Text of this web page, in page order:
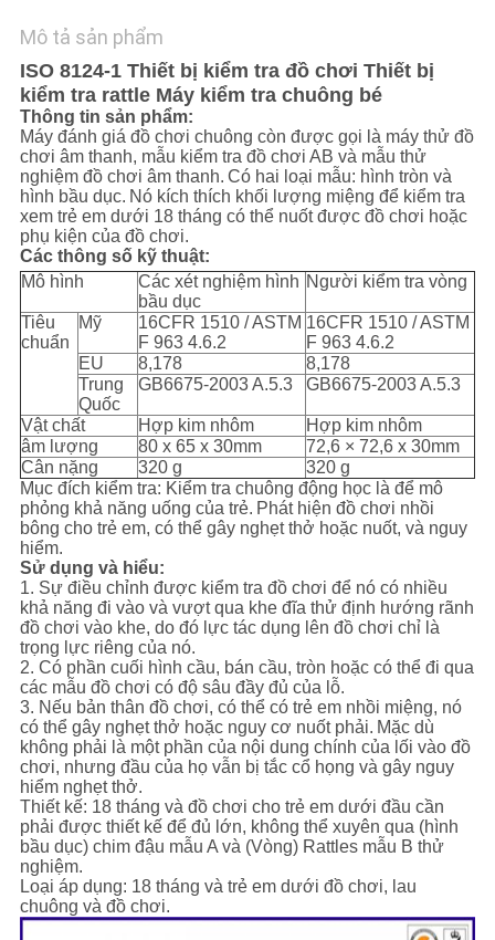
TRANG
WEB
CHÍNH
SÁCH
BẢO
MẬT
Mô tả sản phẩm
ISO 8124-1 Thiết bị kiểm tra đồ chơi Thiết bị
kiểm tra rattle Máy kiểm tra chuông bé
Thông tin sản phẩm:
Máy đánh giá đồ chơi chuông còn được gọi là máy thử đồ
chơi âm thanh, mẫu kiểm tra đồ chơi AB và mẫu thử
nghiệm đồ chơi âm thanh. Có hai loại mẫu: hình tròn và
hình bầu dục. Nó kích thích khối lượng miệng để kiểm tra
xem trẻ em dưới 18 tháng có thể nuốt được đồ chơi hoặc
phụ kiện của đồ chơi.
Các thông số kỹ thuật:
Mô hình
Các xét nghiệm hình
bầu dục
Người kiểm tra vòng
Tiêu
chuẩn
Mỹ
16CFR 1510 / ASTM
F 963 4.6.2
16CFR 1510 / ASTM
F 963 4.6.2
EU
8,178
8,178
Trung
Quốc
GB6675-2003 A.5.3 GB6675-2003 A.5.3
Vật chất Hợp kim nhôm
Hợp kim nhôm
âm lượng
80 x 65 x 30mm
72,6 × 72,6 x 30mm
Cân nặng
320 g
320 g
Mục đích kiểm tra: Kiểm tra chuông động học là để mô
phỏng khả năng uống của trẻ. Phát hiện đồ chơi nhồi
bông cho trẻ em, có thể gây nghẹt thở hoặc nuốt, và nguy
hiểm.
Sử dụng và hiểu:
1. Sự điều chỉnh được kiểm tra đồ chơi để nó có nhiều
khả năng đi vào và vượt qua khe đĩa thử định hướng rãnh
đồ chơi vào khe, do đó lực tác dụng lên đồ chơi chỉ là
trọng lực riêng của nó.
2. Có phần cuối hình cầu, bán cầu, tròn hoặc có thể đi qua
các mẫu đồ chơi có độ sâu đầy đủ của lỗ.
3. Nếu bản thân đồ chơi, có thể có trẻ em nhồi miệng, nó
có thể gây nghẹt thở hoặc nguy cơ nuốt phải. Mặc dù
không phải là một phần của nội dung chính của lối vào đồ
chơi, nhưng đầu của họ vẫn bị tắc cổ họng và gây nguy
hiểm nghẹt thở.
Thiết kế: 18 tháng và đồ chơi cho trẻ em dưới đầu cần
phải được thiết kế để đủ lớn, không thể xuyên qua (hình
bầu dục) chim đậu mẫu A và (Vòng) Rattles mẫu B thử
nghiệm.
Loại áp dụng: 18 tháng và trẻ em dưới đồ chơi, lau
chuông và đồ chơi.